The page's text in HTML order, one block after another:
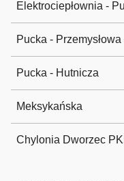
Elektrociepłownia -
Pucka - Przemysłowa
Pucka - Hutnicza
Meksykańska
Chylonia Dworzec